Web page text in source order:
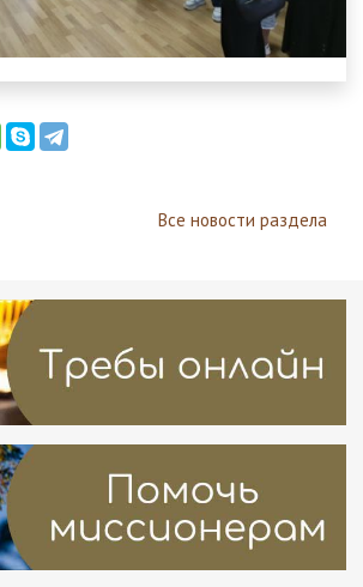
Все новости раздела